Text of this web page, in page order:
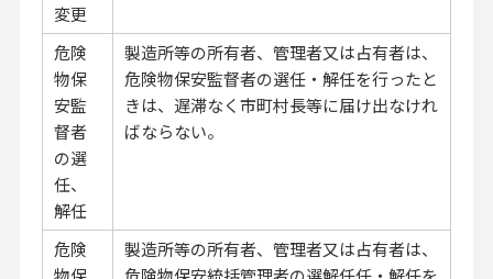
変更
危険
物保
安監
督者
の選
任、
解任
製造所等の所有者、管理者又は占有者は、
危険物保安監督者の選任・解任を行ったと
きは、遅滞なく市町村長等に届け出なけれ
ばならない。
危険
製造所等の所有者、管理者又は占有者は、